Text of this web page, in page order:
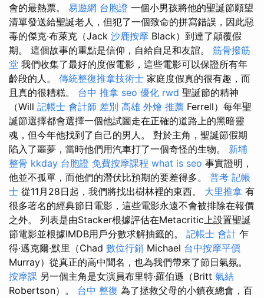
會的最熱票。 易遊網 台胞證 一個小男孩將他的聖誕節願望
清單發送給聖誕老人，但犯了一個致命的拼寫錯誤，因此惡
毒的傑克·布萊克（Jack 沙鹿按摩 Black）到達了顛覆假
期。 這個故事的重點是信仰，自給自足和友誼。 筋骨撥筋
堂 我們收集了最好的度假電影，這些電影可以保證所有年
齡段的人。 傳統整復推拿技術士 家庭度假真的很有趣，而
且真的很糟糕。 台中 推拿 seo 優化 rwd 聖誕節的精神
（Will 記帳士 會計師 差別 高雄 外燴 推薦 Ferrell）每年聖
誕節選擇都會選擇一個他試圖走在正確的道路上的黑暗靈
魂，但今年他找到了自己的男人。 對於主角，聖誕節假期
陷入了噩夢，當時他們用汽車打了一個奇怪的生物。 新埔
整骨 kkday 台胞證 免費按摩課程 what is seo 事實證明，
他並不孤單，而他們的潛伏比預期的要差得多。 普考 記帳
士 從11月28日起，我們將找出樹林裡的東西。 大里推拿 有
很多著名的經典節日電影，這些電影永遠不會被排除在報價
之外。 列表是由Stacker根據評估在Metacritic上設置聖誕
節電影並根據IMDB用戶分數求解抽籤的。 記帳士 會計 乍
得·邁克爾·默里（Chad 數位行銷 Michael 台中按摩平價
Murray）從真正的高中聞名，也為我們帶來了節日氣氛。
按摩課 另一個主角是女演員布里特·羅伯遜（Britt 氣結
Robertson）。 台中 整復 為了拯救父母的小鎮夜總會，百